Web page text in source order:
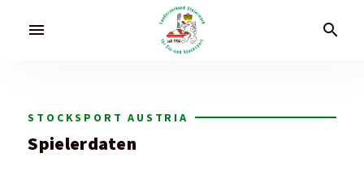
menu search
STOCKSPORT AUSTRIA
Spielerdaten